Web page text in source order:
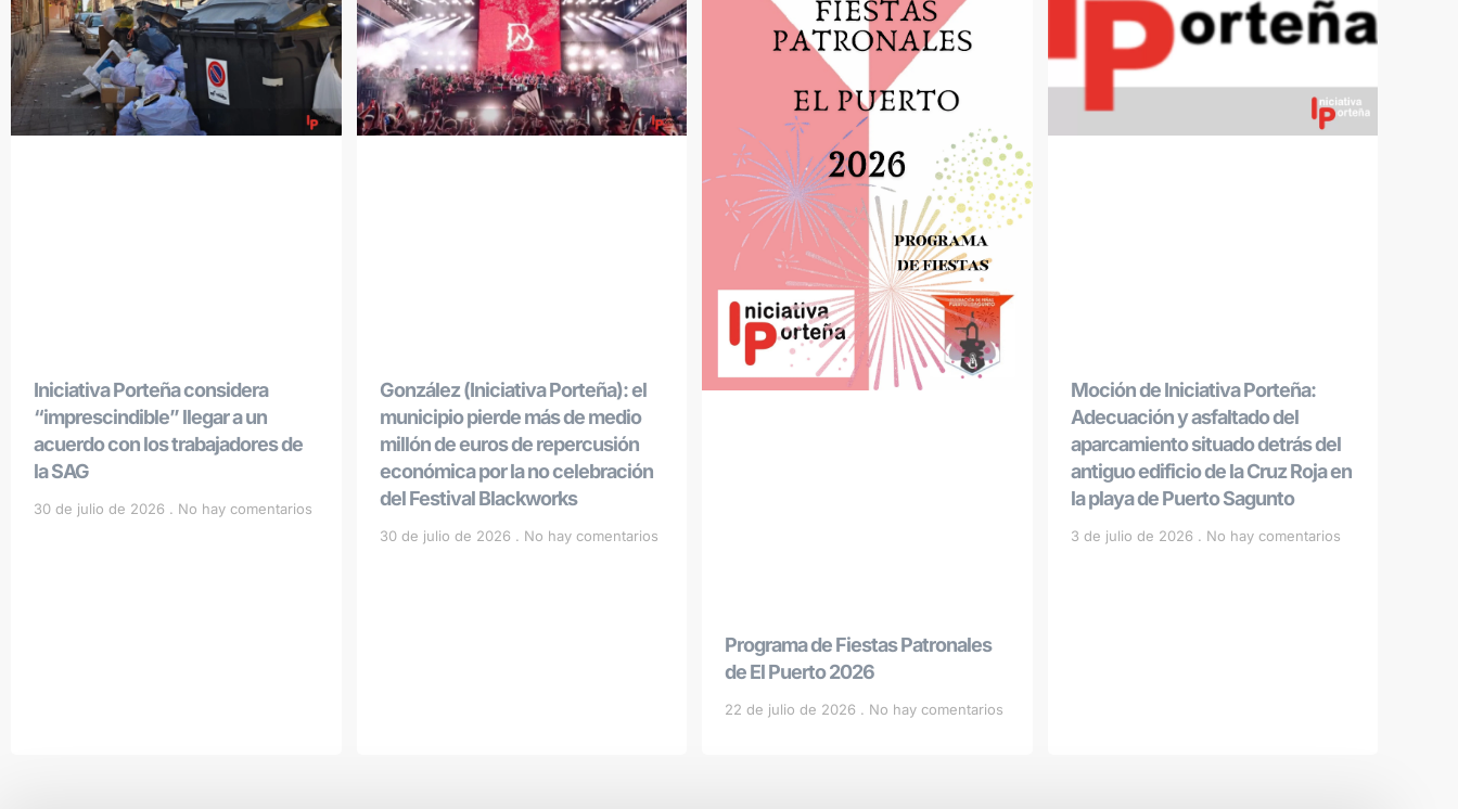
Iniciativa Porteña considera
“imprescindible” llegar a un
acuerdo con los trabajadores de
la SAG
30 de julio de 2026 No hay comentarios
González (Iniciativa Porteña): el
municipio pierde más de medio
millón de euros de repercusión
económica por la no celebración
del Festival Blackworks
30 de julio de 2026 No hay comentarios
Programa de Fiestas Patronales
de El Puerto 2026
22 de julio de 2026 No hay comentarios
Moción de Iniciativa Porteña:
Adecuación y asfaltado del
aparcamiento situado detrás del
antiguo edificio de la Cruz Roja en
la playa de Puerto Sagunto
3 de julio de 2026 No hay comentarios